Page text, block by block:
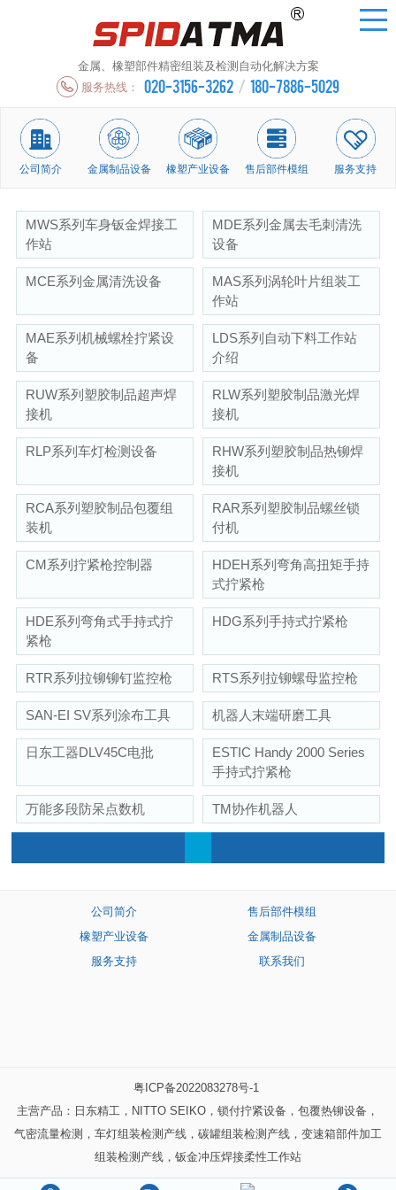
金属、橡塑部件精密组装及检测自动化解决方案
服务热线：
020-3156-3262 / 180-7886-5029
公司简介 金属制品设备 橡塑产业设备 售后部件模组 服务支持
MWS系列车身钣金焊接工
作站
MDE系列金属去毛刺清洗
设备
MCE系列金属清洗设备
MAS系列涡轮叶片组装工
作站
MAE系列机械螺栓拧紧设
备
LDS系列自动下料工作站
介绍
RUW系列塑胶制品超声焊
接机
RLW系列塑胶制品激光焊
接机
RLP系列车灯检测设备
RHW系列塑胶制品热铆焊
接机
RCA系列塑胶制品包覆组
装机
RAR系列塑胶制品螺丝锁
付机
CM系列拧紧枪控制器
HDEH系列弯角高扭矩手持
式拧紧枪
HDE系列弯角式手持式拧
紧枪
HDG系列手持式拧紧枪
RTR系列拉铆铆钉监控枪 RTS系列拉铆螺母监控枪
SAN-EI SV系列涂布工具 机器人末端研磨工具
日东工器DLV45C电批
ESTIC Handy 2000 Series
手持式拧紧枪
万能多段防呆点数机 TM协作机器人
公司简介
售后部件模组
橡塑产业设备
金属制品设备
服务支持
联系我们
粤ICP备2022083278号-1
主营产品：日东精工，NITTO SEIKO，锁付拧紧设备，包覆热铆设备，
气密流量检测，车灯组装检测产线，碳罐组装检测产线，变速箱部件加工
组装检测产线，钣金冲压焊接柔性工作站